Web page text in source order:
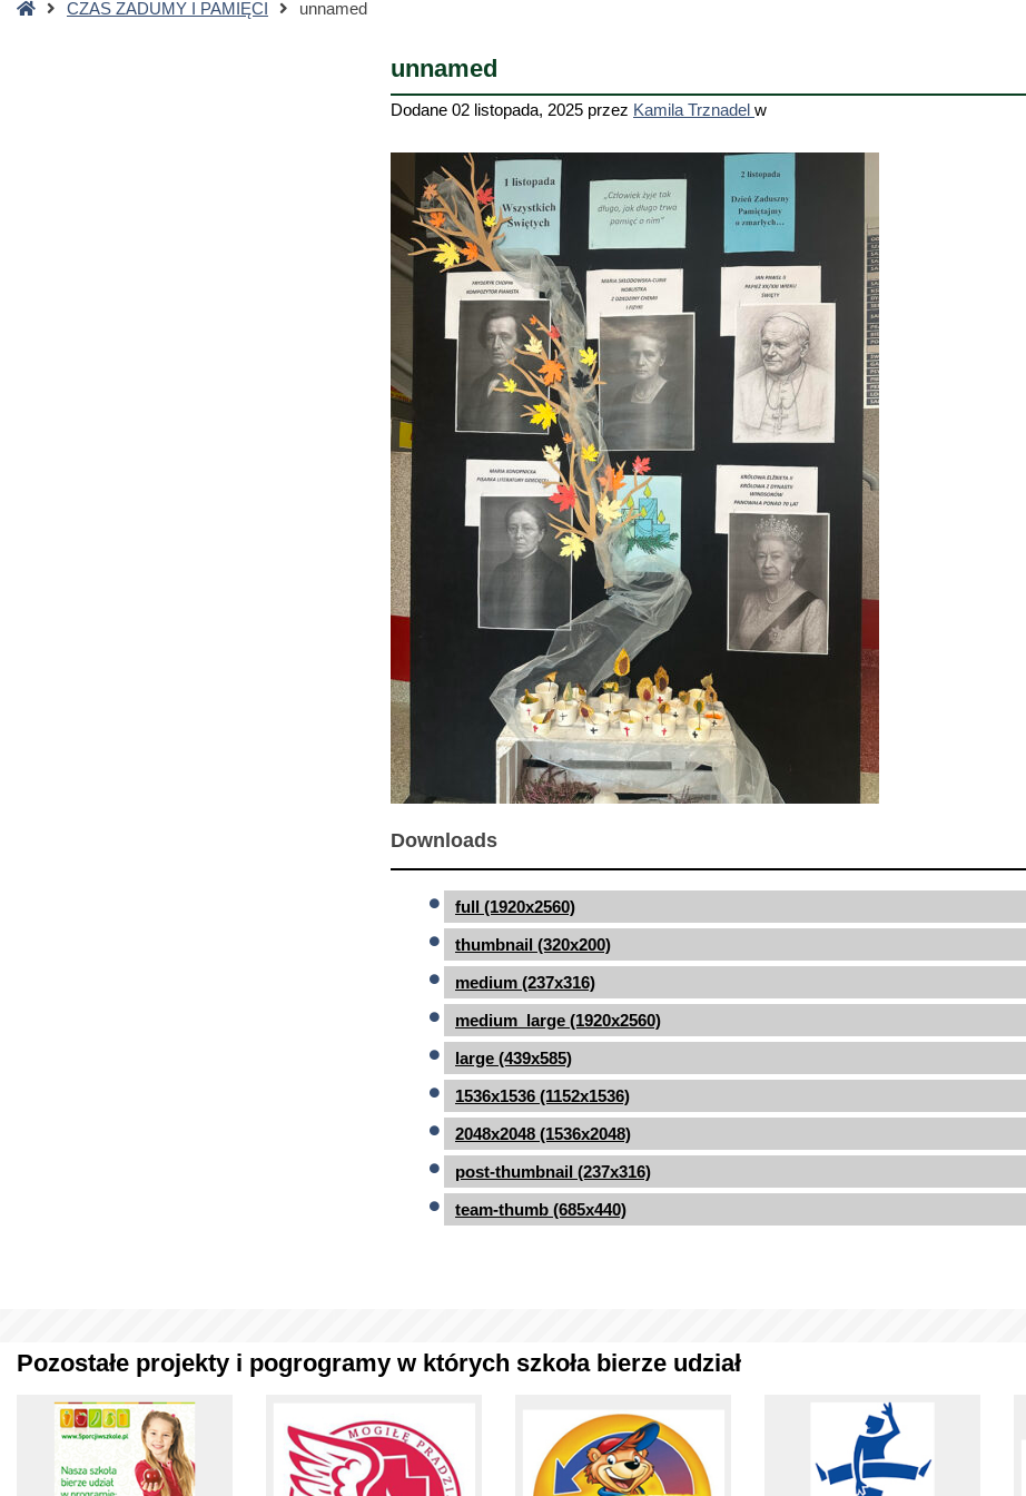
StronaCZAS ZADUMY I PAMIĘCI unnamed
unnamed
Dodane 02 listopada, 2025 przez Kamila Trznadel w
Downloads
full (1920x2560)
thumbnail (320x200)
medium (237x316)
medium_large (1920x2560)
large (439x585)
1536x1536 (1152x1536)
2048x2048 (1536x2048)
post-thumbnail (237x316)
team-thumb (685x440)
Pozostałe projekty i pogrogramy w których szkoła bierze udział